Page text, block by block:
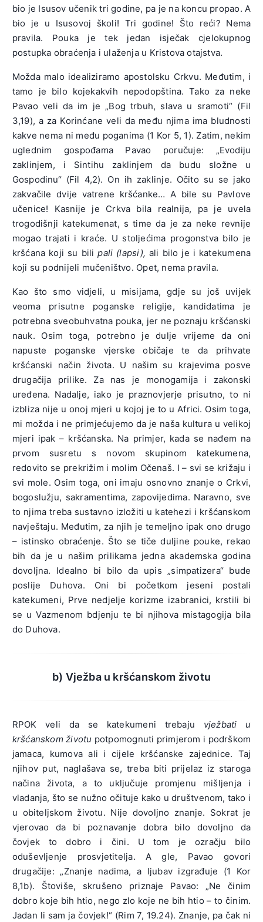
bio je Isusov učenik tri godine, pa je na koncu propao. A
bio je u Isusovoj školi! Tri godine! Što reći? Nema
pravila. Pouka je tek jedan isječak cjelokupnog
postupka obraćenja i ulaženja u Kristova otajstva.
Možda malo idealiziramo apostolsku Crkvu. Međutim, i
tamo je bilo kojekakvih nepodopština. Tako za neke
Pavao veli da im je „Bog trbuh, slava u sramoti“ (Fil
3,19), a za Korinćane veli da među njima ima bludnosti
kakve nema ni među poganima (1 Kor 5, 1). Zatim, nekim
uglednim gospođama Pavao poručuje: „Evodiju
zaklinjem, i Sintihu zaklinjem da budu složne u
Gospodinu“ (Fil 4,2). On ih zaklinje. Očito su se jako
zakvačile dvije vatrene kršćanke… A bile su Pavlove
učenice! Kasnije je Crkva bila realnija, pa je uvela
trogodišnji katekumenat, s time da je za neke revnije
mogao trajati i kraće. U stoljećima progonstva bilo je
kršćana koji su bilipali (lapsi), ali bilo je i katekumena
koji su podnijeli mučeništvo. Opet, nema pravila.
Kao što smo vidjeli, u misijama, gdje su još uvijek
veoma prisutne poganske religije, kandidatima je
potrebna sveobuhvatna pouka, jer ne poznaju kršćanski
nauk. Osim toga, potrebno je dulje vrijeme da oni
napuste poganske vjerske običaje te da prihvate
kršćanski način života. U našim su krajevima posve
drugačija prilike. Za nas je monogamija i zakonski
uređena. Nadalje, iako je praznovjerje prisutno, to ni
izbliza nije u onoj mjeri u kojoj je to u Africi. Osim toga,
mi možda i ne primjećujemo da je naša kultura u velikoj
mjeri ipak – kršćanska. Na primjer, kada se nađem na
prvom susretu s novom skupinom katekumena,
redovito se prekrižim i molim Očenaš. I – svi se križaju i
svi mole. Osim toga, oni imaju osnovno znanje o Crkvi,
bogoslužju, sakramentima, zapovijedima. Naravno, sve
to njima treba sustavno izložiti u katehezi i kršćanskom
navještaju. Međutim, za njih je temeljno ipak ono drugo
– istinsko obraćenje. Što se tiče duljine pouke, rekao
bih da je u našim prilikama jedna akademska godina
dovoljna. Idealno bi bilo da upis „simpatizera“ bude
poslije Duhova. Oni bi početkom jeseni postali
katekumeni, Prve nedjelje korizme izabranici, krstili bi
se u Vazmenom bdjenju te bi njihova mistagogija bila
do Duhova.
b) Vježba u kršćanskom životu
RPOK veli da se katekumeni trebaju vježbati u
kršćanskom životu potpomognuti primjerom i podrškom
jamaca, kumova ali i cijele kršćanske zajednice. Taj
njihov put, naglašava se, treba biti prijelaz iz staroga
načina života, a to uključuje promjenu mišljenja i
vladanja, što se nužno očituje kako u društvenom, tako i
u obiteljskom životu. Nije dovoljno znanje. Sokrat je
vjerovao da bi poznavanje dobra bilo dovoljno da
čovjek to dobro i čini. U tom je ozračju bilo
oduševljenje prosvjetitelja. A gle, Pavao govori
drugačije: „Znanje nadima, a ljubav izgrađuje (1 Kor
8,1b). Štoviše, skrušeno priznaje Pavao: „Ne činim
dobro koje bih htio, nego zlo koje ne bih htio – to činim.
Jadan li sam ja čovjek!“ (Rim 7, 19.24). Znanje, pa čak ni